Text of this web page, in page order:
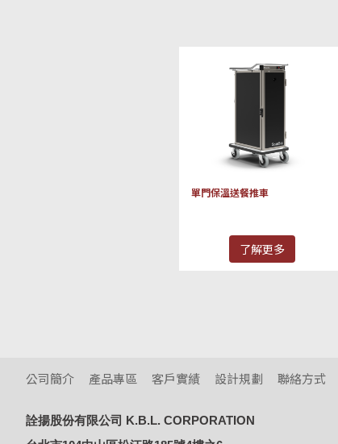
單門保溫送餐推車
了解更多
公司簡介 產品專區 客戶實績 設計規劃 聯絡方式
詮揚股份有限公司 K.B.L. CORPORATION